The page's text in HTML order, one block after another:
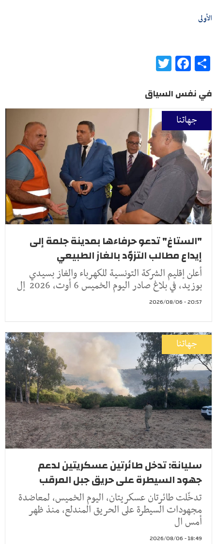
الأولى
Share
Facebook
في نفس السياق
جهاتنا
"الستاغ" تدعو حرفاءها بمدينة جلمة إلى
إيداع مطالب التزوّد بالغاز الطبيعي
أعلن إقليم الشركة التونسية للكهرباء والغاز بسيدي
بوزيد، في بلاغ صادر اليوم الخميس 6 أوت، 2026 إل
20:57 - 2026/08/06
جهاتنا
سليانة: تدخل طائرتين عسكريتين لدعم
جهود السيطرة على حريق جبل المرقب
تدخّلت طائرتان عسكريتان، اليوم الخميس، لمعاضدة
مجهودات السيطرة على الحريق المندلع، منذ ظهر
أمس ال
18:49 - 2026/08/06